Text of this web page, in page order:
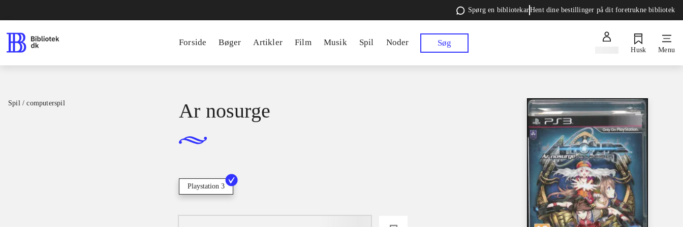
Spørg en bibliotekarHent dine bestillinger på dit foretrukne bibliotek
Forside Bøger Artikler Film Musik Spil Noder Søg
Husk Menu
Spil / computerspil Ar nosurge
Playstation 3